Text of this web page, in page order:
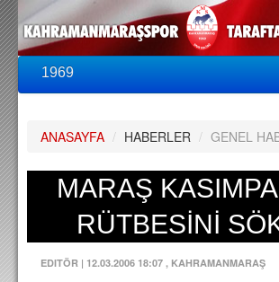
1969
PUAN DURUMU
FİKSTÜR
KADRO
A TAKIM KADROSU
TEKNİK KADRO
ANASAYFA / HABERLER / GENEL
MARAŞ
RÜTBESİNİ
EDITÖR | 12.03.2006 18:07 , KAHRAMANMARAŞ